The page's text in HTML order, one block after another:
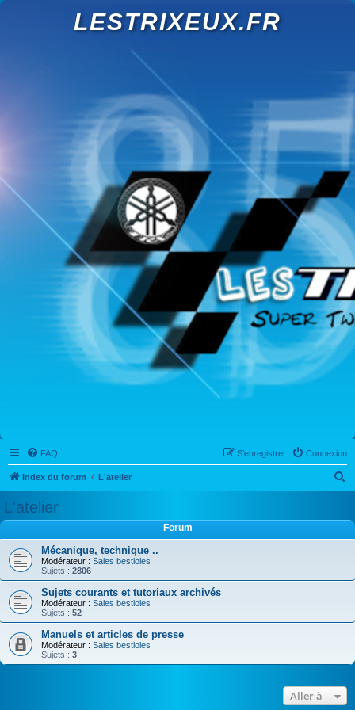
LESTRIXEUX.FR
FAQ Connexion
S’enregistrer
Index du forum L'atelier
L'atelier
Forum
Mécanique, technique ..
Modérateur : Sales bestioles
Sujets : 2806
Sujets courants et tutoriaux archivés
Modérateur : Sales bestioles
Sujets : 52
Manuels et articles de presse
Modérateur : Sales bestioles
Sujets : 3
Aller à